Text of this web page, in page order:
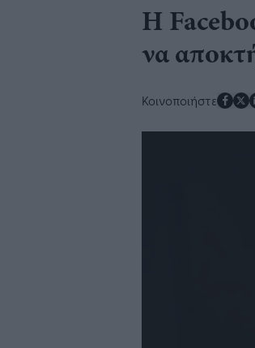
Η
να
Κοινοποιήστε